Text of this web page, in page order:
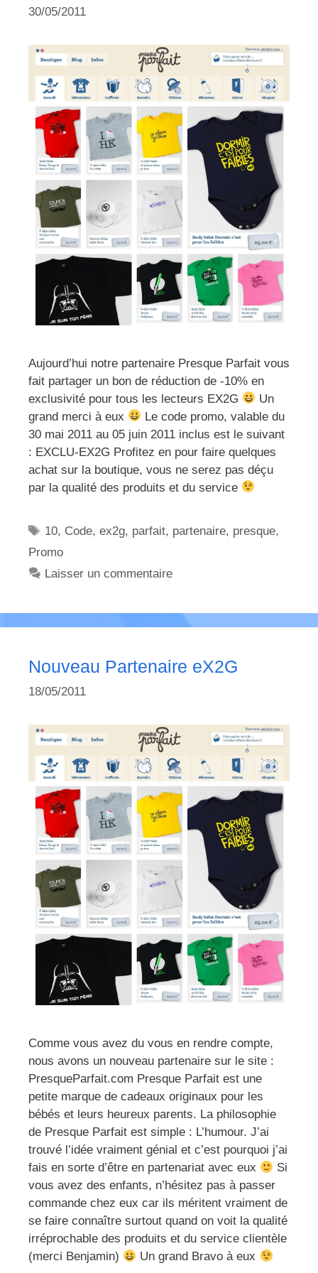
30/05/2011
Aujourd’hui notre partenaire Presque Parfait vous
fait partager un bon de réduction de -10% en
exclusivité pour tous les lecteurs EX2G
Un
grand merci à eux
Le code promo, valable du
30 mai 2011 au 05 juin 2011 inclus est le suivant
: EXCLU-EX2G Profitez en pour faire quelques
achat sur la boutique, vous ne serez pas déçu
par la qualité des produits et du service
Étiquettes
10, Code,ex2g, parfait, partenaire, presque,
Promo
Laisser un commentaire
Nouveau Partenaire eX2G
18/05/2011
Comme vous avez du vous en rendre compte,
nous avons un nouveau partenaire sur le site :
PresqueParfait.com Presque Parfait est une
petite marque de cadeaux originaux pour les
bébés et leurs heureux parents. La philosophie
de Presque Parfait est simple : L’humour. J’ai
trouvé l’idée vraiment génial et c’est pourquoi j’ai
fais en sorte d’être en partenariat avec eux
Si
vous avez des enfants, n’hésitez pas à passer
commande chez eux car ils méritent vraiment de
se faire connaître surtout quand on voit la qualité
irréprochable des produits et du service clientèle
(merci Benjamin)
Un grand Bravo à eux